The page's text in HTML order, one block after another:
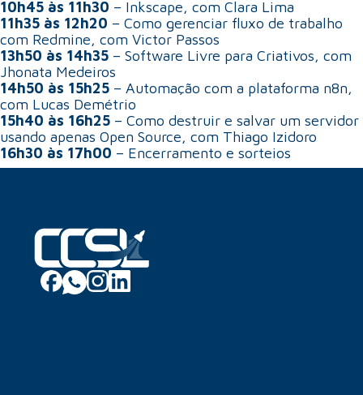
10h45 às 11h30 – Inkscape, com Clara Lima
11h35 às 12h20 – Como gerenciar fluxo de trabalho
com Redmine, com Victor Passos
13h50 às 14h35 – Software Livre para Criativos, com
Jhonata Medeiros
14h50 às 15h25 – Automação com a plataforma n8n,
com Lucas Demétrio
15h40 às 16h25 – Como destruir e salvar um servidor
usando apenas Open Source, com Thiago Izidoro
16h30 às 17h00 – Encerramento e sorteios